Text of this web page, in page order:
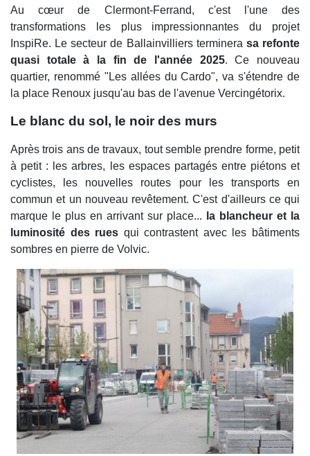
Au cœur de Clermont-Ferrand, c'est l'une des
transformations les plus impressionnantes du projet
InspiRe. Le secteur de Ballainvilliers terminera sa refonte
quasi totale à la fin de l'année 2025. Ce nouveau
quartier, renommé "Les allées du Cardo", va s'étendre de
la place Renoux jusqu'au bas de l'avenue Vercingétorix.
Le blanc du sol, le noir des murs
Après trois ans de travaux, tout semble prendre forme, petit
à petit : les arbres, les espaces partagés entre piétons et
cyclistes, les nouvelles routes pour les transports en
commun et un nouveau revêtement. C'est d'ailleurs ce qui
marque le plus en arrivant sur place...
la blancheur et la
luminosité des rues qui contrastent avec les bâtiments
sombres en pierre de Volvic.